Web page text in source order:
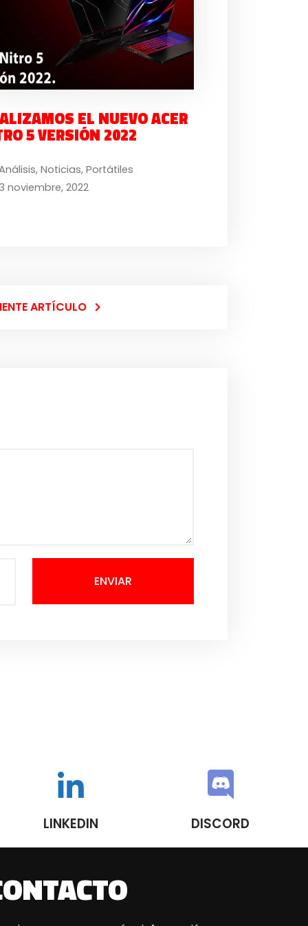
EL NUEVO ACER
5 VERSIÓN 2022
,Noticias,Portátiles
noviembre, 2022
ARTÍCULO
ENVIAR
LINKEDIN DISCORD